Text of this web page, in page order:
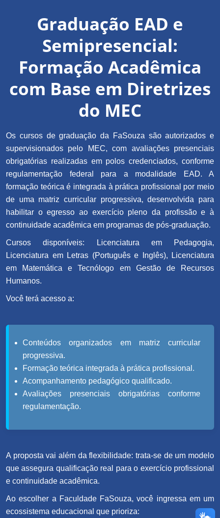
Graduação EAD e
Semipresencial:
Formação Acadêmica
com Base em Diretrizes
do MEC
Os cursos de graduação da FaSouza são autorizados e
supervisionados pelo MEC, com avaliações presenciais
obrigatórias realizadas em polos credenciados, conforme
regulamentação federal para a modalidade EAD. A
formação teórica é integrada à prática profissional por meio
de uma matriz curricular progressiva, desenvolvida para
habilitar o egresso ao exercício pleno da profissão e à
continuidade acadêmica em programas de pós-graduação.
Cursos disponíveis: Licenciatura em Pedagogia,
Licenciatura em Letras (Português e Inglês), Licenciatura
em Matemática e Tecnólogo em Gestão de Recursos
Humanos.
Você terá acesso a:
Conteúdos organizados em matriz curricular
progressiva.
Formação teórica integrada à prática profissional.
Acompanhamento pedagógico qualificado.
Avaliações presenciais obrigatórias conforme
regulamentação.
A proposta vai além da flexibilidade: trata-se de um modelo
que assegura qualificação real para o exercício profissional
e continuidade acadêmica.
Ao escolher a Faculdade FaSouza, você ingressa em um
ecossistema educacional que prioriza: